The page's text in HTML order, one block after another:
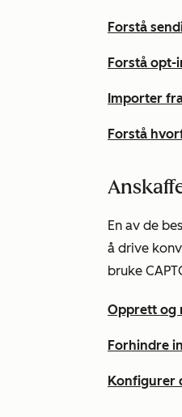
Forstå
Forstå opt-
Importer
Forstå
En av de
å drive
bruke
Opprett og
Forhindre
Konfigurer